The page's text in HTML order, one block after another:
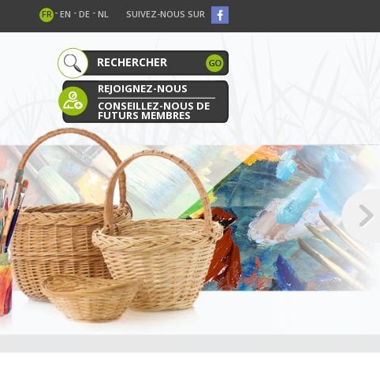
SUIVEZ-NOUS SUR
FR - EN - DE - NL
REJOIGNEZ-NOUS
CONSEILLEZ-NOUS DE
FUTURS MEMBRES